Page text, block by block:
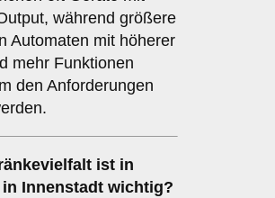
während größere
Automaten mit höherer
mehr Funktionen
den Anforderungen
ist in
Innenstadt wichtig?